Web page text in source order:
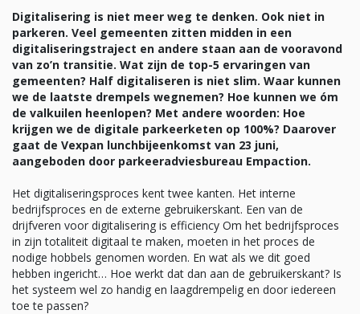
Digitalisering is niet meer weg te denken. Ook niet in
parkeren. Veel gemeenten zitten midden in een
digitaliseringstraject en andere staan aan de vooravond
van zo’n transitie. Wat zijn de top-5 ervaringen van
gemeenten? Half digitaliseren is niet slim. Waar kunnen
we de laatste drempels wegnemen? Hoe kunnen we óm
de valkuilen heenlopen? Met andere woorden: Hoe
krijgen we de digitale parkeerketen op 100%? Daarover
gaat de Vexpan lunchbijeenkomst van 23 juni,
aangeboden door parkeeradviesbureau Empaction.
Het digitaliseringsproces kent twee kanten. Het interne
bedrijfsproces en de externe gebruikerskant. Een van de
drijfveren voor digitalisering is efficiency Om het bedrijfsproces
in zijn totaliteit digitaal te maken, moeten in het proces de
nodige hobbels genomen worden. En wat als we dit goed
hebben ingericht… Hoe werkt dat dan aan de gebruikerskant? Is
het systeem wel zo handig en laagdrempelig en door iedereen
toe te passen?